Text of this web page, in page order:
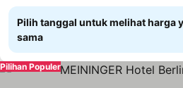
Pilih tanggal untuk melihat harga
sama
Pilihan Populer